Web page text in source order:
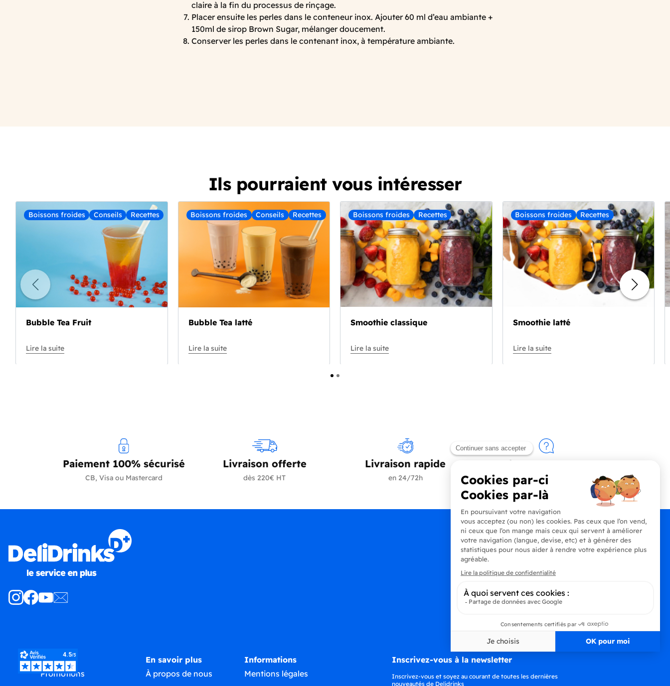
claire à la fin du processus de rinçage.
Placer ensuite les perles dans le conteneur inox. Ajouter 60 ml d’eau ambiante +
150ml de sirop Brown Sugar, mélanger doucement.
Conserver les perles dans le contenant inox, à température ambiante.
Ils pourraient vous intéresser
Boissons froides Conseils Recettes
Bubble Tea Fruit
Boissons froides Conseils Recettes
Bubble Tea latté
Boissons froides Recettes
Smoothie classique
Boissons froides Recettes
Smoothie latté
Paiement 100% sécurisé
CB, Visa ou Mastercard
Livraison offerte
dès 220€ HT
Livraison rapide
en 24/72h
Contactez-nous
+33 (0)4 90 91 20 80
Produits
Promotions
En savoir plus
À propos de nous
Informations
Mentions légales
Inscrivez-vous à la newsletter
Inscrivez-vous et soyez au courant de toutes les dernières
nouveautés de Delidrinks